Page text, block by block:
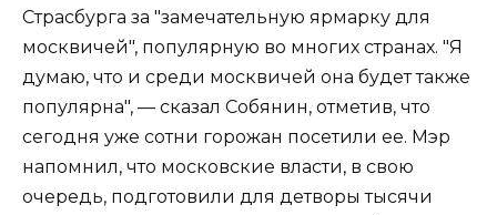
Страсбурга за "замечательную ярмарку для
москвичей", популярную во многих странах. "Я
думаю, что и среди москвичей она будет также
популярна", — сказал Собянин, отметив, что
сегодня уже сотни горожан посетили ее. Мэр
напомнил, что московские власти, в свою
очередь, подготовили для детворы тысячи